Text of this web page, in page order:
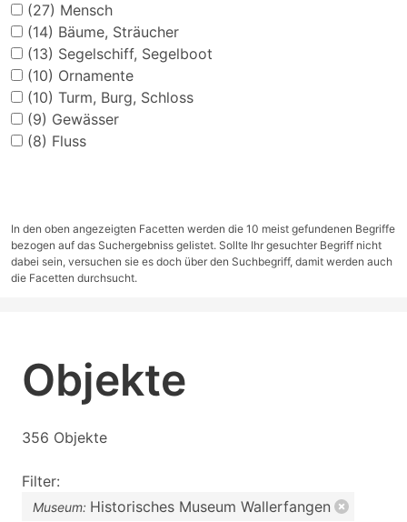
(27) Mensch
(14) Bäume, Sträucher
(13) Segelschiff, Segelboot
(10) Ornamente
(10) Turm, Burg, Schloss
(9) Gewässer
(8) Fluss
In den oben angezeigten Facetten werden die 10 meist gefundenen Begriffe
bezogen auf das Suchergebniss gelistet. Sollte Ihr gesuchter Begriff nicht
dabei sein, versuchen sie es doch über den Suchbegriff, damit werden auch
die Facetten durchsucht.
Objekte
356 Objekte
Filter:
Museum: Historisches Museum Wallerfangen